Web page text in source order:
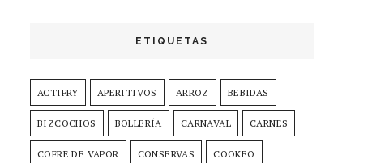
ETIQUETAS
ACTIFRY APERITIVOS ARROZ BEBIDAS
BIZCOCHOS BOLLERÍA CARNAVAL CARNES
COFRE DE VAPOR CONSERVAS COOKEO